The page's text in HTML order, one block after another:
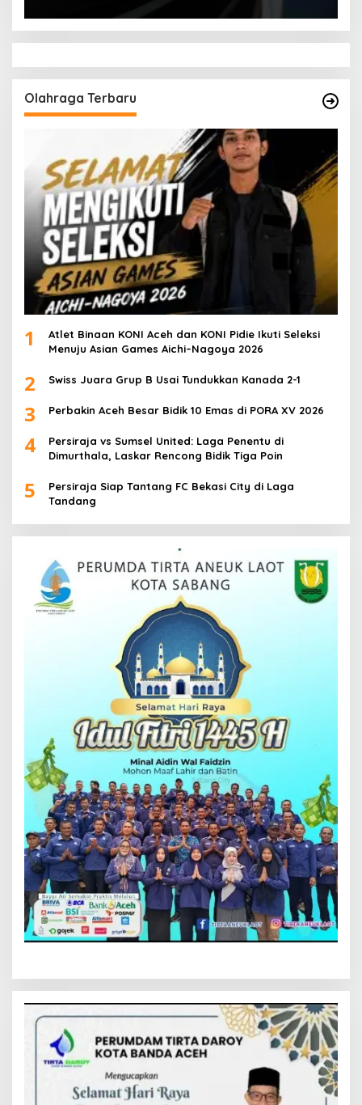
Olahraga Terbaru
1
Atlet Binaan KONI Aceh dan KONI Pidie Ikuti Seleksi
Menuju Asian Games Aichi–Nagoya 2026
2 Swiss Juara Grup B Usai Tundukkan Kanada 2-1
3 Perbakin Aceh Besar Bidik 10 Emas di PORA XV 2026
4
Persiraja vs Sumsel United: Laga Penentu di
Dimurthala, Laskar Rencong Bidik Tiga Poin
5
Persiraja Siap Tantang FC Bekasi City di Laga
Tandang